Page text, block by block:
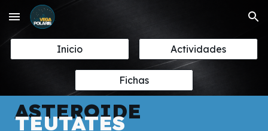
Skip to main content Skip to navigation
Inicio Actividades
Fichas
ASTEROIDE
TEUTATES